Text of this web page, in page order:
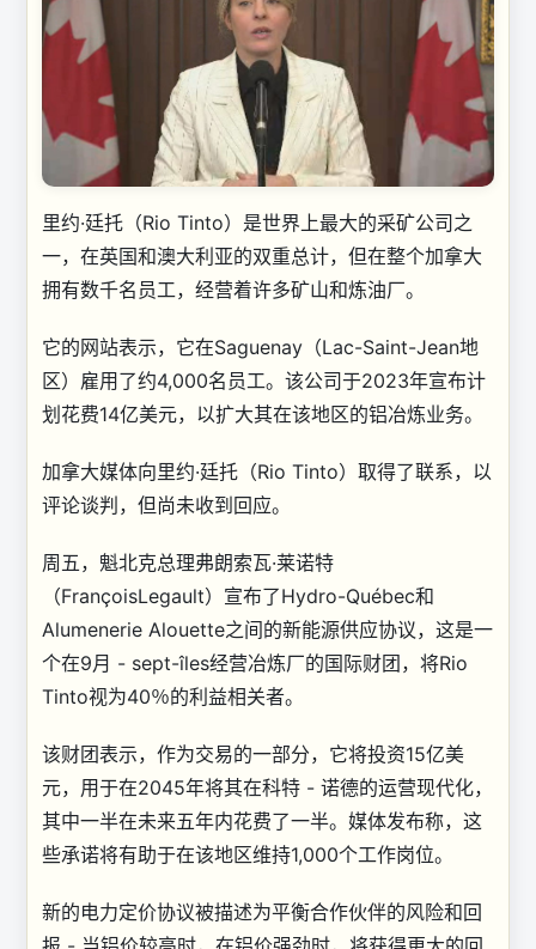
里约·廷托（Rio Tinto）是世界上最大的采矿公司之
一，在英国和澳大利亚的双重总计，但在整个加拿大
拥有数千名员工，经营着许多矿山和炼油厂。
它的网站表示，它在Saguenay（Lac-Saint-Jean地
区）雇用了约4,000名员工。该公司于2023年宣布计
划花费14亿美元，以扩大其在该地区的铝冶炼业务。
加拿大媒体向里约·廷托（Rio Tinto）取得了联系，以
评论谈判，但尚未收到回应。
周五，魁北克总理弗朗索瓦·莱诺特
（FrançoisLegault）宣布了Hydro-Québec和
Alumenerie Alouette之间的新能源供应协议，这是一
个在9月 - sept-îles经营冶炼厂的国际财团，将Rio
Tinto视为40％的利益相关者。
该财团表示，作为交易的一部分，它将投资15亿美
元，用于在2045年将其在科特 - 诺德的运营现代化，
其中一半在未来五年内花费了一半。媒体发布称，这
些承诺将有助于在该地区维持1,000个工作岗位。
新的电力定价协议被描述为平衡合作伙伴的风险和回